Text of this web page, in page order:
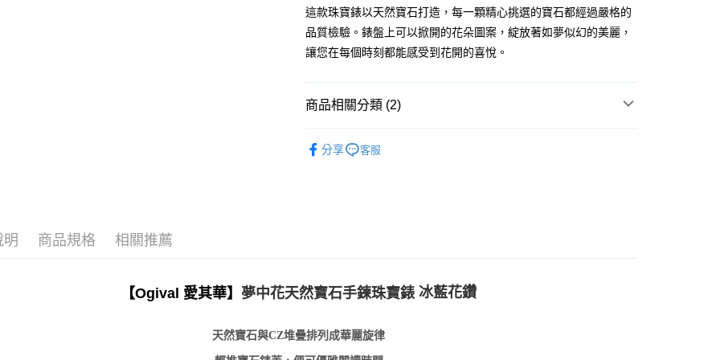
這款珠寶錶以天然寶石打造，每一顆精心挑選的寶石都經過嚴格的
品質檢驗。錶盤上可以掀開的花朵圖案，綻放著如夢似幻的美麗，
讓您在每個時刻都能感受到花開的喜悅。
商品相關分類 (2)
分享 客服
明 商品規格 相關推薦
【Ogival 愛其華】 夢中花天然寶石手鍊珠寶錶 冰藍花鑽
天然寶石與CZ堆疊排列成華麗旋律